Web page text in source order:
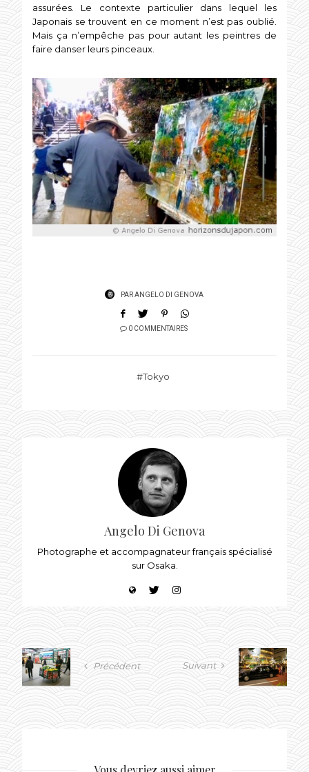
assurées. Le contexte particulier dans lequel les
Japonais se trouvent en ce moment n’est pas oublié.
Mais ça n’empêche pas pour autant les peintres de
faire danser leurs pinceaux.
PARANGELO DI GENOVA
0 COMMENTAIRES
Tokyo
Angelo Di Genova
Photographe et accompagnateur français spécialisé
sur Osaka.
Précédent Suivant